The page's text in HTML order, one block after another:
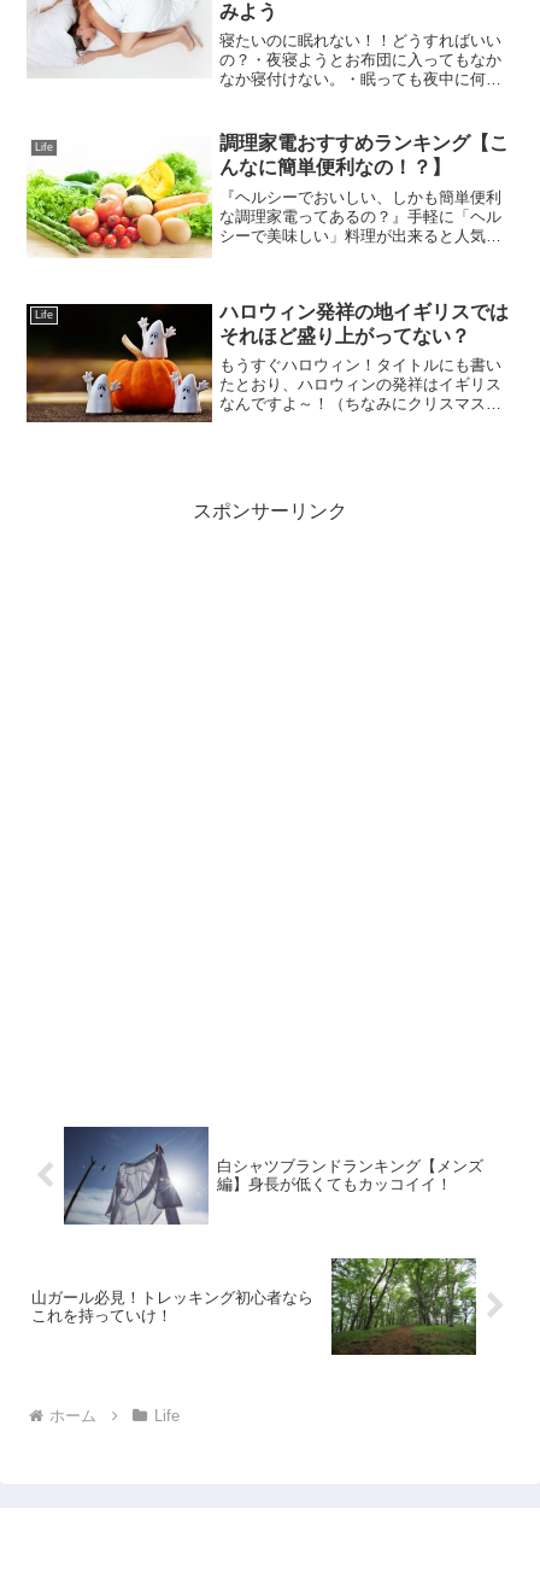
みよう
寝たいのに眠れない！！どうすればいい
の？・夜寝ようとお布団に入ってもなか
なか寝付けない。・眠っても夜中に何度
か？私も不眠に悩まされた経験があり、
このような症状にはとて...
Life
調理家電おすすめランキング【こ
んなに簡単便利なの！？】
『ヘルシーでおいしい、しかも簡単便利
な調理家電ってあるの？』手軽に「ヘル
シーで美味しい」料理が出来ると人気の
いちで焦げ目がまばらだっ...
Life
ハロウィン発祥の地イギリスでは
それほど盛り上がってない？
もうすぐハロウィン！タイトルにも書い
たとおり、ハロウィンの発祥はイギリス
なんですよ～！（ちなみにクリスマスの
スポンサーリンク
白シャツブランドランキング【メンズ
編】身長が低くてもカッコイイ！
山ガール必見！トレッキング初心者なら
これを持っていけ！
ホーム Life